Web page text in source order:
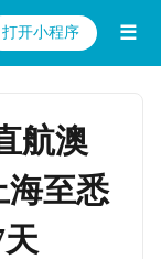
打开小程序 ☰
航澳
海至悉